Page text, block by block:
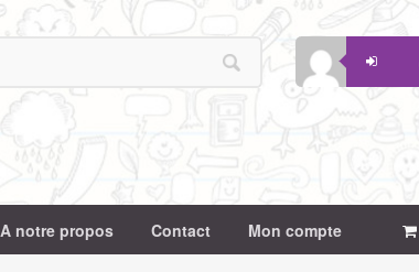
A notre propos Contact Mon compte